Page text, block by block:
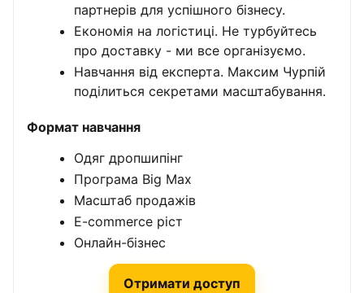
партнерів для успішного бізнесу.
Економія на логістиці. Не турбуйтесь
про доставку - ми все організуємо.
Навчання від експерта. Максим Чурпій
поділиться секретами масштабування.
Формат навчання
Одяг дропшипінг
Програма Big Max
Масштаб продажів
E-commerce ріст
Онлайн-бізнес
Отримати доступ